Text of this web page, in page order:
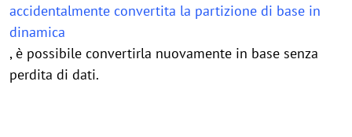
accidentalmente convertita la partizione di base in
dinamica
, è possibile convertirla nuovamente in base senza
perdita di dati.